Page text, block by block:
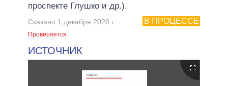
проспекте Глушко и др.).
В ПРОЦЕССЕ
Сказано 1 декабря 2020 г.
Проверяется
ИСТОЧНИК